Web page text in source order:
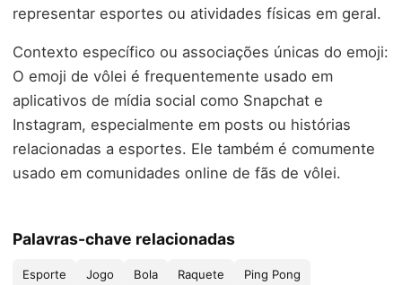
representar esportes ou atividades físicas em geral.
Contexto específico ou associações únicas do emoji:
O emoji de vôlei é frequentemente usado em
aplicativos de mídia social como Snapchat e
Instagram, especialmente em posts ou histórias
relacionadas a esportes. Ele também é comumente
usado em comunidades online de fãs de vôlei.
Palavras-chave relacionadas
Esporte Jogo Bola Raquete Ping Pong